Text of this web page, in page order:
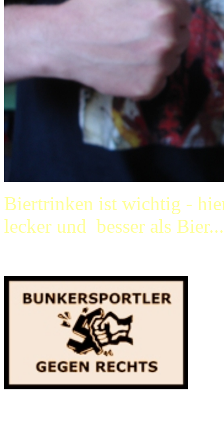
Biertrinken ist wichtig -
lecker und besser als